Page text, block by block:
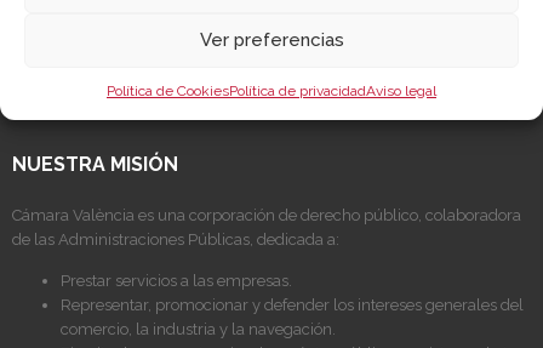
Ver preferencias
Política de CookiesPolítica de privacidadAviso legal
Canal de Denuncia
NUESTRA MISIÓN
Cámara València es una corporación de derecho público, colaboradora
de las Administraciones Públicas, dedicada a:
Prestar servicios a las empresas.
Representar, promocionar y defender los intereses generales del
comercio, la industria y la navegación.